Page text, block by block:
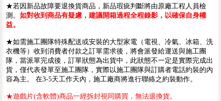
★若因新品故障要退換貨商品，新品瑕疵判斷將由原廠工程人員檢
測。 如對收到商品有疑慮，建議開箱過程全程錄影，以確保自身權
益。
★如需施工團隊特殊配送或安裝的大型家電（電視、冷氣、冰箱、洗
衣機等）收到消費者付款之訂單需求後，將會派發給運送與施工團
隊，當派單完成後，訂單狀態為出貨中，此狀態不一定是實際完成出
貨，僅代表發單至施工團隊，實際以施工團隊與訂購者電話約裝的內
容為主。 在3-5天工作天內，施工廠商將進行聯絡之約裝動作。
★遊戲片(含軟體)商品一經拆封視同購買，無法退換貨。